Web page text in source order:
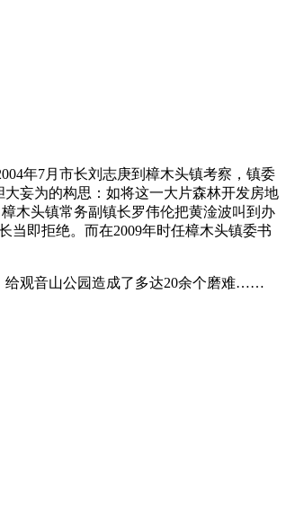
年7月市长刘志庚到樟木头镇考察，镇委
妄为的构思：如将这一大片森林开发房地
木头镇常务副镇长罗伟伦把黄淦波叫到办
当即拒绝。而在2009年时任樟木头镇委书
给观音山公园造成了多达20余个磨难……